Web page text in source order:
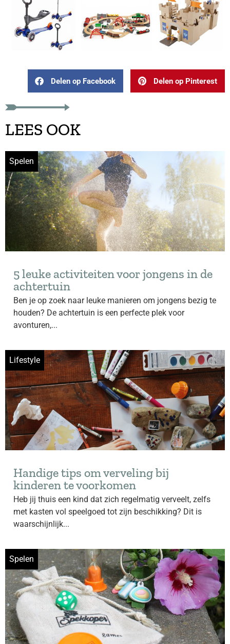
Delen op Facebook Delen op Pinterest
LEES OOK
Spelen
5 leuke activiteiten voor jongens in de
achtertuin
Ben je op zoek naar leuke manieren om jongens bezig te
houden? De achtertuin is een perfecte plek voor
avonturen,...
Lifestyle
Handige tips om verveling bij
kinderen te voorkomen
Heb jij thuis een kind dat zich regelmatig verveelt, zelfs
met kasten vol speelgoed tot zijn beschikking? Dit is
waarschijnlijk...
Spelen